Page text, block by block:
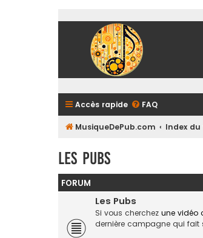
Accès rapide FAQ
MusiqueDePub.com Index
Les Pubs
FORUM
Les Pubs
Si vous cherchez une vidéo
dernière campagne qui fait